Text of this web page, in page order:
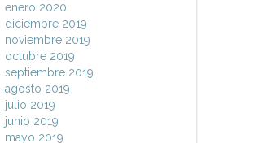
enero 2020
diciembre 2019
noviembre 2019
octubre 2019
septiembre 2019
agosto 2019
julio 2019
junio 2019
mayo 2019